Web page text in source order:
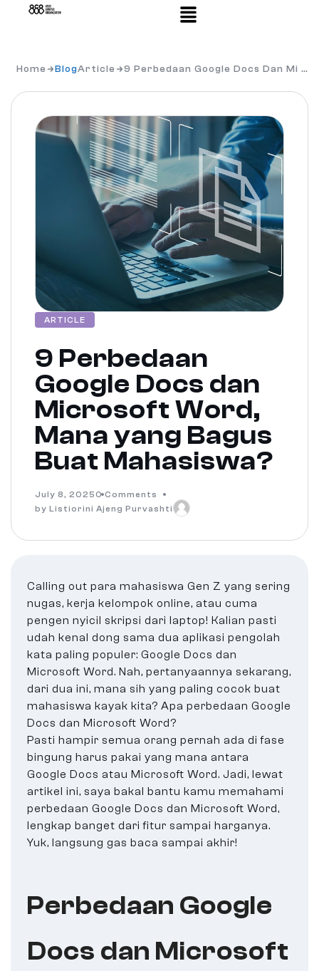
Home BlogArticle 9 Perbedaan Google Docs Dan Mi …
ARTICLE
9 Perbedaan
Google Docs dan
Microsoft Word,
Mana yang Bagus
Buat Mahasiswa?
July 8, 2025 0 Comments
by Listiorini Ajeng Purvashti
Calling out para mahasiswa Gen Z yang sering
nugas, kerja kelompok online, atau cuma
pengen nyicil skripsi dari laptop! Kalian pasti
udah kenal dong sama dua aplikasi pengolah
kata paling populer: Google Docs dan
Microsoft Word. Nah, pertanyaannya sekarang,
dari dua ini, mana sih yang paling cocok buat
mahasiswa kayak kita? Apa perbedaan Google
Docs dan Microsoft Word?
Pasti hampir semua orang pernah ada di fase
bingung harus pakai yang mana antara
Google Docs atau Microsoft Word. Jadi, lewat
artikel ini, saya bakal bantu kamu memahami
perbedaan Google Docs dan Microsoft Word,
lengkap banget dari fitur sampai harganya.
Yuk, langsung gas baca sampai akhir!
Perbedaan Google
Docs dan Microsoft